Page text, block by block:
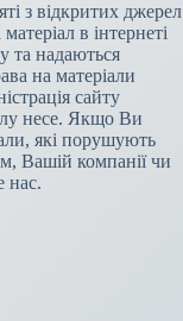
з відкритих джерел
в інтернеті
та надаються
на матеріали
сайту
несе. Якщо Ви
які порушують
Вашій компанії чи
нас.